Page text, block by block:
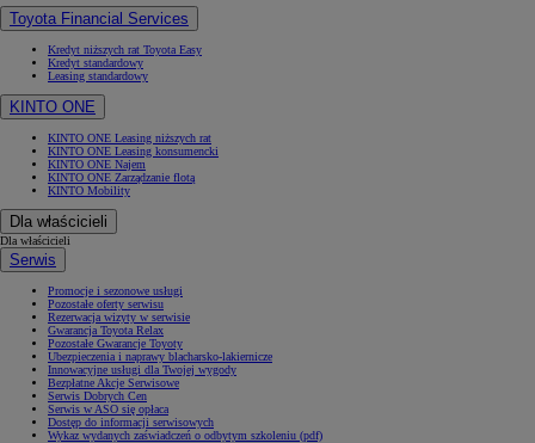
Toyota Financial Services
Kredyt niższych rat Toyota Easy
Kredyt standardowy
Leasing standardowy
KINTO ONE
KINTO ONE Leasing niższych rat
KINTO ONE Leasing konsumencki
KINTO ONE Najem
KINTO ONE Zarządzanie flotą
KINTO Mobility
Dla właścicieli
Dla właścicieli
Serwis
Promocje i sezonowe usługi
Pozostałe oferty serwisu
Rezerwacja wizyty w serwisie
Gwarancja Toyota Relax
Pozostałe Gwarancje Toyoty
Ubezpieczenia i naprawy blacharsko-lakiernicze
Innowacyjne usługi dla Twojej wygody
Bezpłatne Akcje Serwisowe
Serwis Dobrych Cen
Serwis w ASO się opłaca
Dostęp do informacji serwisowych
Wykaz wydanych zaświadczeń o odbytym szkoleniu (pdf)